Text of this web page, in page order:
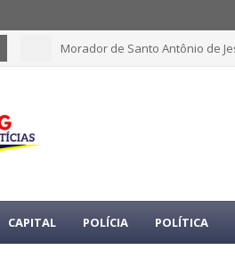
Morador de Santo Antônio de
CAPITAL POLÍCIA POLÍTICA